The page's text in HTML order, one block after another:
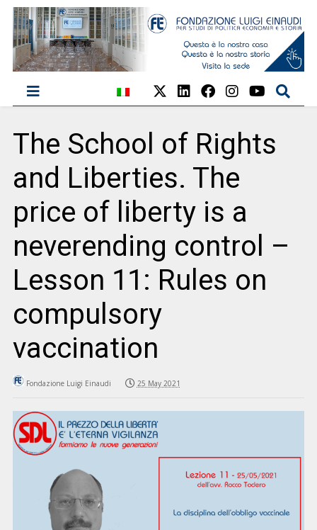
The School of Rights
and Liberties. The
price of liberty is a
neverending control –
Lesson 11: Rules on
compulsory
vaccination
Fondazione Luigi Einaudi 25 May 2021